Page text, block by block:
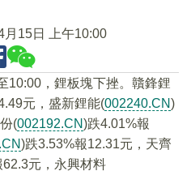
月15日 上午10:00
10:00，鋰板塊下挫。贛鋒鋰
元，盛新鋰能(002240.CN)
(002192.CN)跌4.01%報
)跌3.53%報12.31元，天齊
元，永興材料